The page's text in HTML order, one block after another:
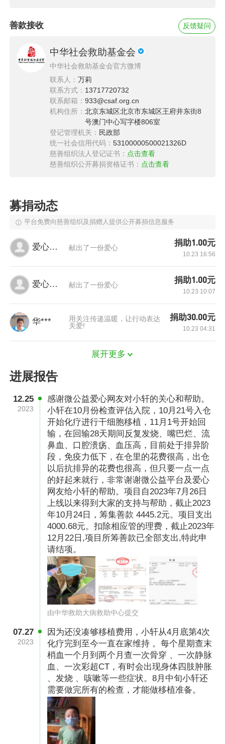
转院去贵州省人民医院，在贵州人民医院确诊心
术，洪琼一家人带着婷婷转到重庆医科大学儿童
医院，到重庆儿童医院治疗了1个月左右，洪琼
多次和医生沟通，谈话，医生最终还是说：“出院
吧，已经过了最佳治疗时间，如果是出生就查出
来还有希望”。洪琼不想放弃，她想拼一把，于是
辗转多家医院咨询，但是结果都一样。一句“回去
好好陪陪孩子吧”击碎了洪琼一家人所有的希望，
婷婷出院还没1个月就走了，是在送孩子去儿童
钟，宣布死亡。一瞬间天旋地转，洪琼瘫坐在地
上，眼泪止不住地往下流，医生走过来搀扶起洪
琼抱着她说：“还年轻，还会有小孩的”。
在女儿离开没多久，洪琼就检查出怀孕了，因为
来了，于是准备迎接女儿的第二次到来，这一次
她做了很多检查就怕这个小孩也有先天性的病，
她把能检查的几乎都检查一遍，但是老天并没有
怜悯她，2018年6月24日小轩出生，先天性唇腭
裂，厄运再一次照进现实。
善款接收
中华社会救助基金会
中华社会救助基金会官方微博
联系人：万莉
联系方式： 13717720732
联系邮箱：933@csaf.org.cn
机构住所：北京东城区北京市东城区王府井东街8
号澳门中心写字楼806室
登记管理机关： 民政部
统一社会信用代码：53100000500021326D
慈善组织法人登记证书： 点击查看
慈善组织公开募捐资格证书： 点击查看
反馈疑问
募捐动态
平台免费向慈善组织及捐赠人提供公开募捐信息服务
爱心网友 献出了一份爱心
捐助1.00元
10.23 16:56
爱心网友 献出了一份爱心
捐助1.00元
10.23 10:07
华***
用关注传递温暖，让行动表达
关爱!
捐助30.00元
10.23 04:31
展开更多
进展报告
12.25
2023
感谢微公益爱心网友对小轩的关心和帮助。
小轩在10月份检查评估入院，10月21号入仓
开始化疗进行干细胞移植，11月1号开始回
输，在回输28天期间反复发烧、嘴巴烂、流
鼻血、口腔溃疡、血压高，目前处于排异阶
段，免疫力低下，在仓里的花费很高，出仓
以后抗排异的花费也很高，但只要一点一点
的好起来就行，非常谢谢微公益平台及爱心
网友给小轩的帮助。项目自2023年7月26日
上线以来得到大家的支持与帮助，截止2023
年10月24日，筹集善款 4445.2元。项目支出
4000.68元。扣除相应管的理费，截止2023年
12月22日,项目所筹善款已全部支出,特此申
请结项。
由中华救助大病救助中心提交
07.27
2023
因为还没凑够移植费用，小轩从4月底第4次
化疗完到至今一直在家维持 。每个星期查末
梢血一个月到两个月查一次骨穿 、一次静脉
血、一次彩超CT，有时会出现身体四肢肿胀
、发烧 、咳嗽等一些症状。8月中旬小轩还
需要做完所有的检查，才能做移植准备。